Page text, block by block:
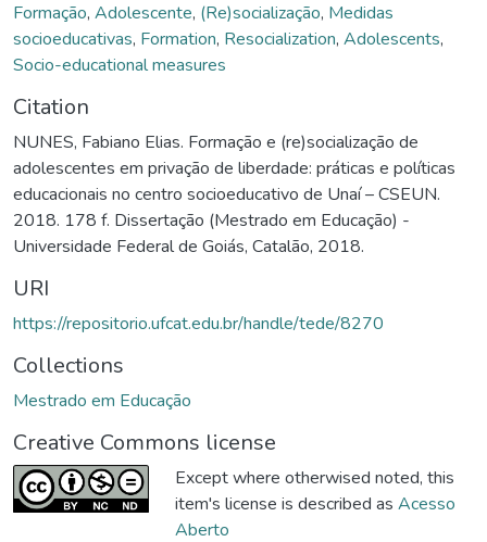
Formação, Adolescente, (Re)socialização, Medidas
socioeducativas, Formation, Resocialization, Adolescents,
Socio-educational measures
Citation
NUNES, Fabiano Elias. Formação e (re)socialização de
adolescentes em privação de liberdade: práticas e políticas
educacionais no centro socioeducativo de Unaí – CSEUN.
2018. 178 f. Dissertação (Mestrado em Educação) -
Universidade Federal de Goiás, Catalão, 2018.
URI
https://repositorio.ufcat.edu.br/handle/tede/8270
Collections
Mestrado em Educação
Creative Commons license
Except where otherwised noted, this
item's license is described as Acesso
Aberto